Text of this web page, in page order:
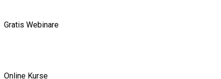
Gratis Webinare
Online Kurse